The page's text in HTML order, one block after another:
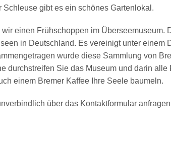
Schleuse gibt es ein schönes Gartenlokal.
einen Frühschoppen im Überseemuseum.
in Deutschland. Es vereinigt unter einem
wurde diese Sammlung von
durchstreifen Sie das Museum und darin
einem Bremer Kaffee Ihre Seele baumeln.
über das Kontaktformular